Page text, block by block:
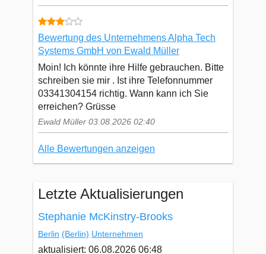
Bewertung des Unternehmens Alpha Tech
Systems GmbH von Ewald Müller
Moin! Ich könnte ihre Hilfe gebrauchen. Bitte
schreiben sie mir . Ist ihre Telefonnummer
03341304154 richtig. Wann kann ich Sie
erreichen? Grüsse
Ewald Müller 03.08.2026 02:40
Alle Bewertungen anzeigen
Letzte Aktualisierungen
Stephanie McKinstry-Brooks
Berlin (Berlin) Unternehmen
aktualisiert: 06.08.2026 06:48